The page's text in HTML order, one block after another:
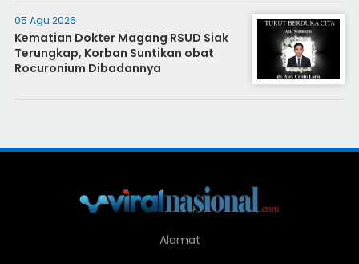
05 Agu 2026
Kematian Dokter Magang RSUD Siak
Terungkap, Korban Suntikan obat
Rocuronium Dibadannya
Alamat